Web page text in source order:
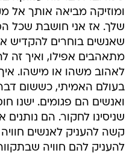
ומוזיקה מביאה אותך אל
שלך. אז אני חושבת שכל
שאנשים בוחרים להקדיש
מתאהבים אפילו, ואיך
לאהוב משהו או מישהו.
בעולם האמיתי, כששום
ואנשים הם פגומים. ישנו
שניסינו לחקור. הם
קשה להעניק לאנשים
להעניק להם חוויה